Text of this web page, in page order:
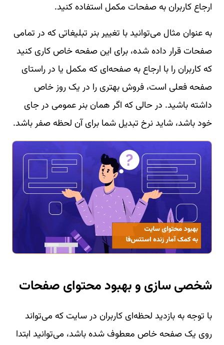
ارجاع کاربران به صفحات مکمل استفاده کنید.
به عنوان مثال می‌توانید با تغییر بنر تبلیغاتی که در تمامی
صفحات قرار داده شده، برای این صفحه خاص کاری کنید
که کاربران را با ارجاع به صفحه‌ای که مکمل یا در راستای
صفحه فعلی است، فروش بهتری را در یک روز خاص
داشته باشید. در حالی که اگر همان بنر عمومی در جای
خود باشد، شاید نرخ تبدیل شما برای آن لحظه صفر باشد.
شخصی سازی و بهبود محتوای صفحات
با توجه به بازدید لحظه‌ای کاربران در سایت که می‌تواند
روی یک صفحه خاص معطوف شده باشد، می‌توانید ابتدا